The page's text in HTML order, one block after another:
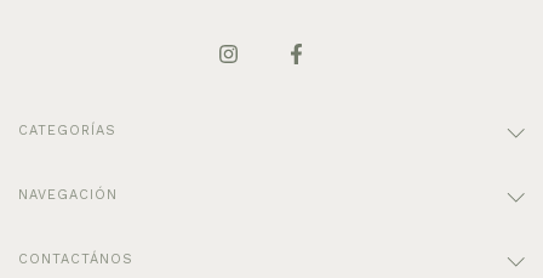
CATEGORÍAS
NAVEGACIÓN
CONTACTÁNOS